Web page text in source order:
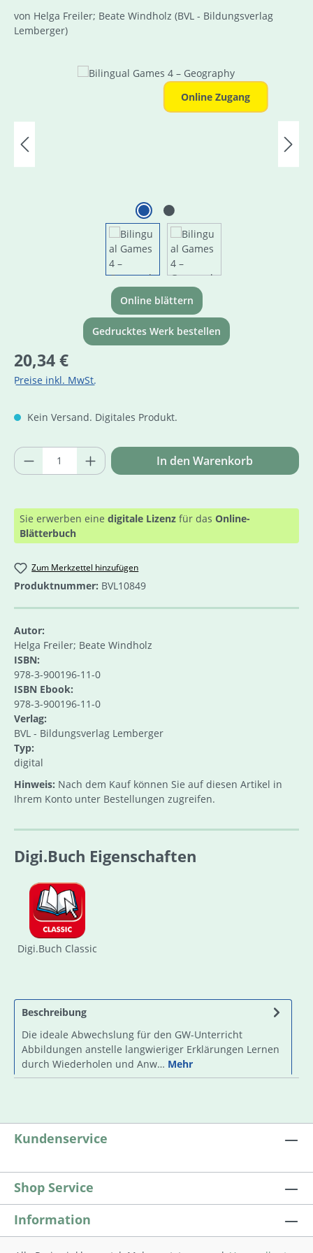
von Helga Freiler; Beate Windholz (BVL - Bildungsverlag
Lemberger)
Bildergalerie überspringen
Online Zugang
Online blättern
Gedrucktes Werk bestellen
Regulärer Preis:
20,34 €
Preise inkl. MwSt.
Kein Versand. Digitales Produkt.
Produkt Anzahl: Gib den gewünschten
In den Warenkorb
Sie erwerben eine digitale Lizenz für das Online-
Blätterbuch
Zum Merkzettel hinzufügen
Produktnummer: BVL10849
Autor:
Helga Freiler; Beate Windholz
ISBN:
978-3-900196-11-0
ISBN Ebook:
978-3-900196-11-0
Verlag:
BVL - Bildungsverlag Lemberger
Typ:
digital
Hinweis: Nach dem Kauf können Sie auf diesen Artikel in
Ihrem Konto unter Bestellungen zugreifen.
Digi.Buch Eigenschaften
Digi.Buch Classic
Beschreibung
Die ideale Abwechslung für den GW-Unterricht
Abbildungen anstelle langwieriger Erklärungen Lernen
durch Wiederholen und Anw… Mehr
Kundenservice
Shop Service
Information